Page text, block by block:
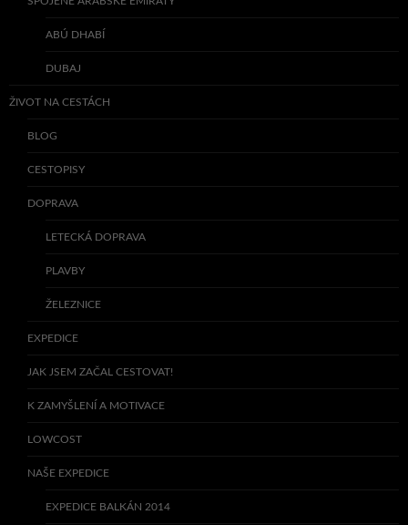
ABÚ DHABÍ
DUBAJ
ŽIVOT NA CESTÁCH
BLOG
CESTOPISY
DOPRAVA
LETECKÁ DOPRAVA
PLAVBY
ŽELEZNICE
EXPEDICE
JAK JSEM ZAČAL CESTOVAT!
K ZAMYŠLENÍ A MOTIVACE
LOWCOST
NAŠE EXPEDICE
EXPEDICE BALKÁN 2014